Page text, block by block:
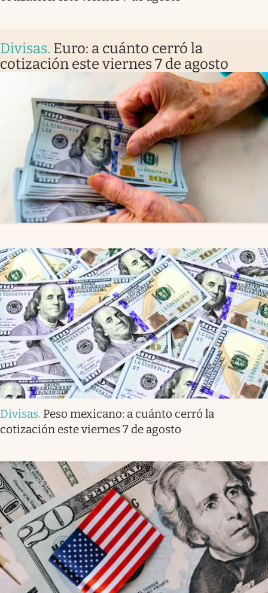
Divisas. Euro: a cuánto cerró la
cotización este viernes 7 de agosto
Divisas. Peso mexicano: a cuánto cerró la
cotización este viernes 7 de agosto